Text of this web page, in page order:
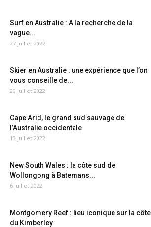
Surf en Australie : A la recherche de la
vague...
27 juillet 2022
Skier en Australie : une expérience que l’on
vous conseille de...
20 juillet 2022
Cape Arid, le grand sud sauvage de
l’Australie occidentale
13 juillet 2022
New South Wales : la côte sud de
Wollongong à Batemans...
6 juillet 2022
Montgomery Reef : lieu iconique sur la côte
du Kimberley